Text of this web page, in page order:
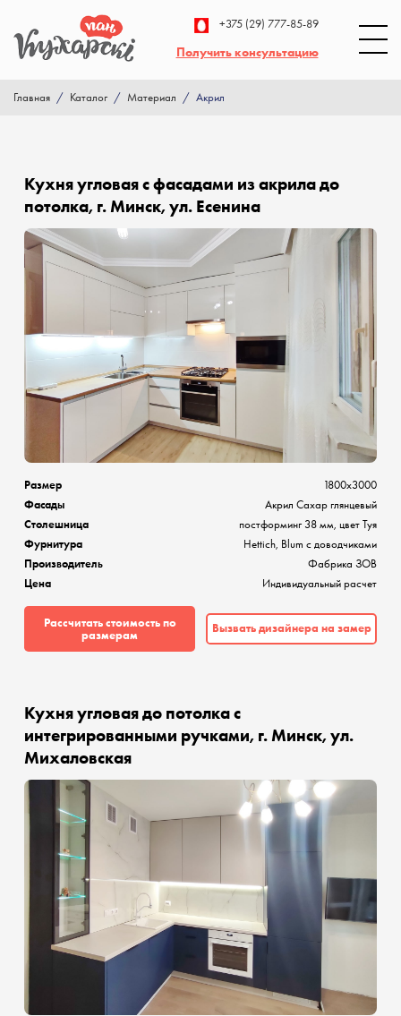
+375 (29) 777-85-89
Получить консультацию
Главная / Каталог / Материал / Акрил
Кухня угловая с фасадами из акрила до
потолка, г. Минск, ул. Есенина
Размер
1800х3000
Фасады
Акрил Сахар глянцевый
Столешница
постформинг 38 мм, цвет Туя
Фурнитура
Hettich, Blum с доводчиками
Производитель
Фабрика ЗОВ
Цена
Индивидуальный расчет
Рассчитать стоимость по
размерам
Вызвать дизайнера на замер
Кухня угловая до потолка с
интегрированными ручками, г. Минск, ул.
Михаловская